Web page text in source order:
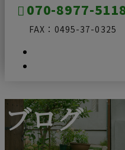
070-8977-
FAX：0495-37-0325
メールフォーム
ブログ